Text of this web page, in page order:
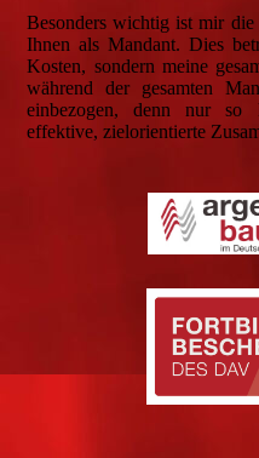
Besonders wichtig ist mir die
Ihnen als Mandant. Dies
Kosten, sondern meine
während der gesamten
einbezogen, denn nur so
effektive, zielorientierte